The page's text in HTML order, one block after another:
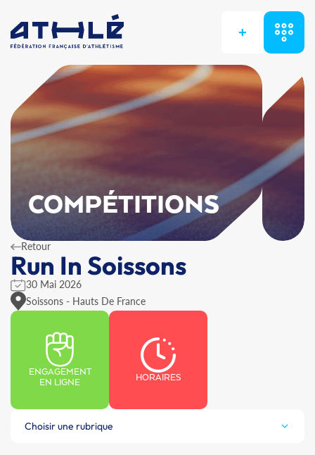
+
COMPÉTITIONS
Retour
Run In Soissons
30 Mai 2026
Soissons - Hauts De France
ENGAGEMENT
EN LIGNE
HORAIRES
Choisir une rubrique